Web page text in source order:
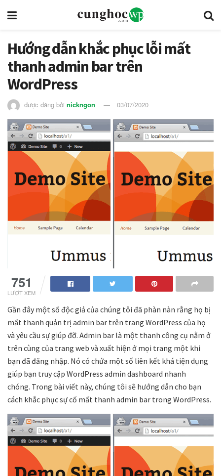
Hướng dẫn khắc phục lỗi mất
thanh admin bar trên
WordPress
được đăng bởi nickngon 03/07/2020
751
LƯỢT XEM
Gần đây một số độc giả của chúng tôi đã phàn nàn rằng họ bị
mất thanh quản trị admin bar trên trang WordPress của họ
và yêu cầu sự giúp đỡ. Admin bar là một thanh công cụ nằm ở
trên cùng của trang web và xuất hiện ở mọi trang một khi
bạn đã đăng nhập. Nó có chứa một số liên kết khá tiện dụng
giúp bạn truy cập WordPress admin dashboard nhanh
chóng. Trong bài viết này, chúng tôi sẽ hướng dẫn cho bạn
cách khắc phục sự cố mất thanh admin bar trong WordPress.